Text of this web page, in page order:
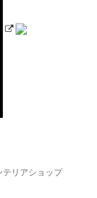
テリアショップ